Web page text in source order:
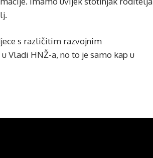
s različitim razvojnim
Vladi HNŽ-a, no to je samo kap u